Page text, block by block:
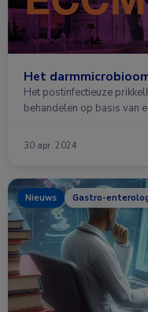
Het
Het postinfectieuze
behandelen op basis van
30 apr. 2024
Nieuws Gastro-